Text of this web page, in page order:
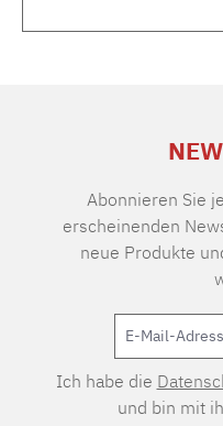
Abonnieren Sie
erscheinenden
neue Produkte
Ich habe die
und bin mit